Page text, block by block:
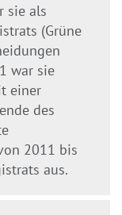
sie als
(Grüne
war sie
einer
des
2011 bis
aus.